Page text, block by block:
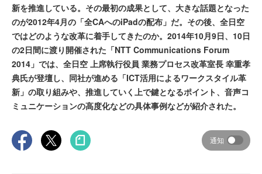
新を推進している。その最初の成果として、大きな話題となった
のが2012年4月の「全CAへのiPadの配布」だ。その後、全日空
ではどのような改革に着手してきたのか。2014年10月9日、10日
の2日間に渡り開催された「NTT Communications Forum
2014」では、全日空 上席執行役員 業務プロセス改革室長 幸重孝
典氏が登壇し、同社が進める「ICT活用によるワークスタイル革
新」の取り組みや、推進していく上で鍵となるポイント、音声コ
ミュニケーションの高度化などの具体事例などが紹介された。
通知